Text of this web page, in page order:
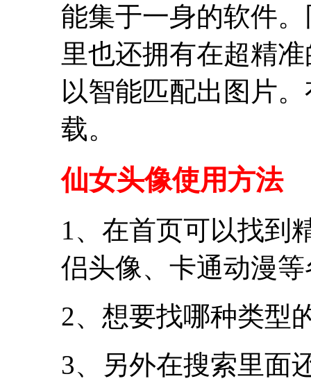
能集于一身的软件
里也还拥有在超精
以智能匹配出图片
载。
仙女头像使用方法
1、在首页可以找到
侣头像、卡通动漫
2、想要找哪种类型
3、另外在搜索里面